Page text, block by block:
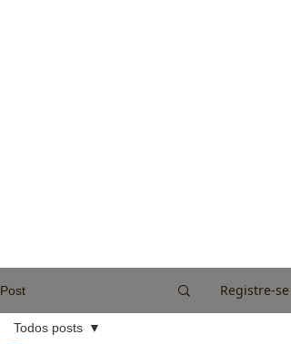
Post Registre-se
Todos posts